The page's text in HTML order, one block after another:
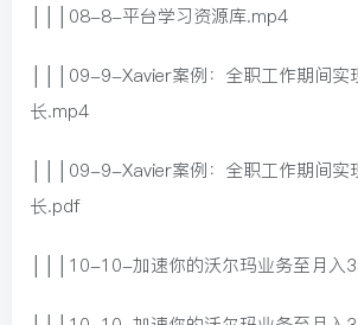
│││08-8-平台学习资源库.mp4
│││09-9-Xavier案例：全职工作期间实
长.mp4
│││09-9-Xavier案例：全职工作期间实
长.pdf
│││10-10-加速你的沃尔玛业务至月入